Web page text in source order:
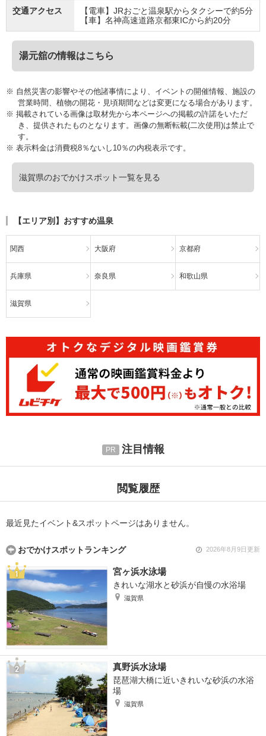
交通アクセス
【電車】JRおごと温泉駅からタクシーで約5分
【車】名神高速道路京都東ICから約20分
湯元舘の情報はこちら
※ 自然災害の影響やその他諸事情により、イベントの開催情報、施設の
営業時間、植物の開花・見頃期間などは変更になる場合があります。
※ 掲載されている画像は取材先から本ページへの掲載の許諾をいただ
き、提供されたものとなります。画像の無断転載(二次使用)は禁止で
す。
※ 表示料金は消費税8％ないし10％の内税表示です。
滋賀県のおでかけスポット一覧を見る
【エリア別】おすすめ温泉
関西 大阪府 京都府
兵庫県 奈良県 和歌山県
滋賀県
注目情報
閲覧履歴
最近見たイベント&スポットページはありません。
おでかけスポットランキング 2026年8月9日更新
宮ヶ浜水泳場
きれいな湖水と砂浜が自慢の水浴場
滋賀県
真野浜水泳場
琵琶湖大橋に近いきれいな砂浜の水浴
場
滋賀県